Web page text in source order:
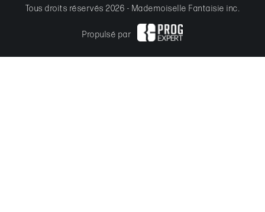
Tous droits réservés 2026 - Mademoiselle Fantaisie inc.
Propulsé par